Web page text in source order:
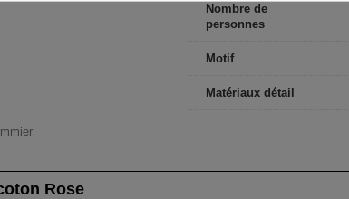
Nombre de
personnes
Motif
Matériaux détail
Rose